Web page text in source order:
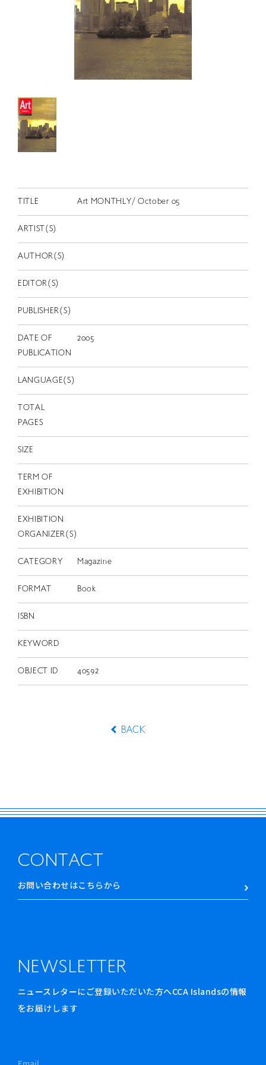
RETRACE
コンサート
出版物
動画
スカラシップ受賞者
JP
EN
TITLE Art MONTHLY/ October 05
ARTIST(S)
AUTHOR(S)
EDITOR(S)
PUBLISHER(S)
DATE OF
PUBLICATION
2005
LANGUAGE(S)
TOTAL
PAGES
SIZE
TERM OF
EXHIBITION
EXHIBITION
ORGANIZER(S)
CATEGORY Magazine
FORMAT Book
ISBN
KEYWORD
OBJECT ID 40592
BACK
CONTACT
お問い合わせはこちらから
NEWSLETTER
ニュースレターにご登録いただいた方へCCA Islandsの情報
をお届けします